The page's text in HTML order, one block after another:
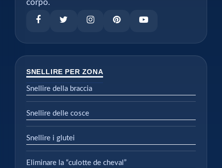
corpo.
SNELLIRE PER ZONA
Snellire della braccia
Snellire delle cosce
Snellire i glutei
Eliminare la “culotte de cheval”